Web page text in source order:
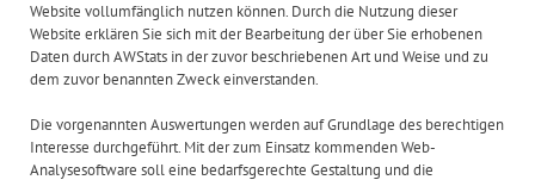
Website vollumfänglich nutzen können. Durch die Nutzung dieser
Website erklären Sie sich mit der Bearbeitung der über Sie erhobenen
Daten durch AWStats in der zuvor beschriebenen Art und Weise und zu
dem zuvor benannten Zweck einverstanden.
Die vorgenannten Auswertungen werden auf Grundlage des berechtigen
Interesse durchgeführt. Mit der zum Einsatz kommenden Web-
Analysesoftware soll eine bedarfsgerechte Gestaltung und die